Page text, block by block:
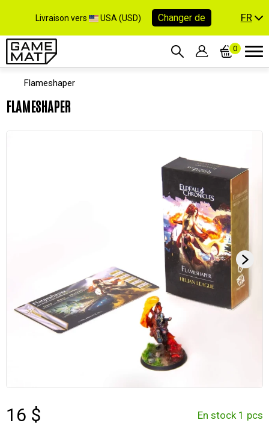
Livraison vers USA (USD) Changer de FR
0
Flameshaper
FLAMESHAPER
16 $ En stock 1 pcs